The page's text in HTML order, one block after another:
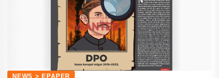
NEWS > EPAPER